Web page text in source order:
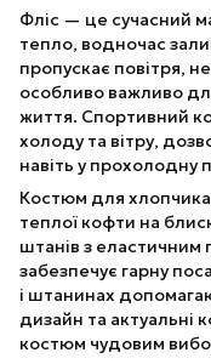
Фліс — це сучасний
тепло, водночас
пропускає повітря,
особливо важливо
життя. Спортивний
холоду та вітру,
навіть у прохолодну
Костюм для
теплої кофти на
штанів з
забезпечує гарну
і штанинах
дизайн та актуальні
костюм чудовим